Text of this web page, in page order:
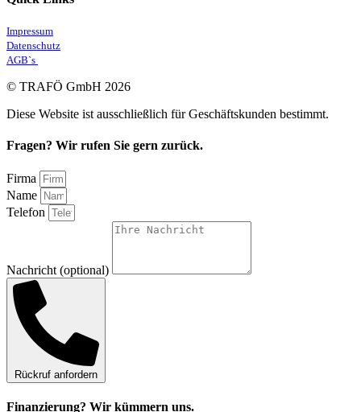
Impressum
Datenschutz
AGB`s
© TRAFÖ GmbH 2026
Diese Website ist ausschließlich für Geschäftskunden bestimmt.
Fragen? Wir rufen Sie gern zurück.
Firma
Name
Telefon
Nachricht (optional)
Rückruf anfordern
Finanzierung? Wir kümmern uns.